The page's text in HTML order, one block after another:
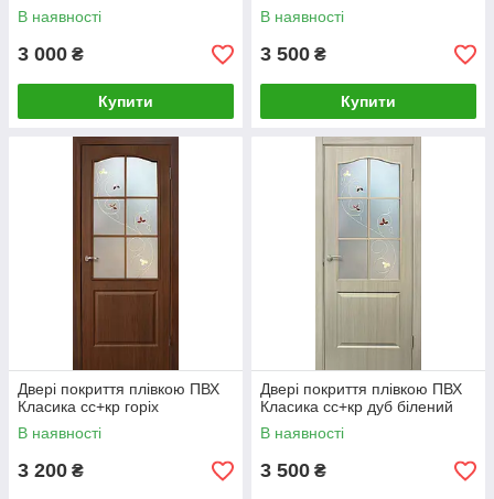
В наявності
3 000 ₴
Купити
В наявності
3 500 ₴
Купити
Двері покриття плівкою ПВХ
Класика сс+кр горіх
В наявності
3 200 ₴
Двері покриття плівкою ПВХ
Класика сс+кр дуб білений
В наявності
3 500 ₴